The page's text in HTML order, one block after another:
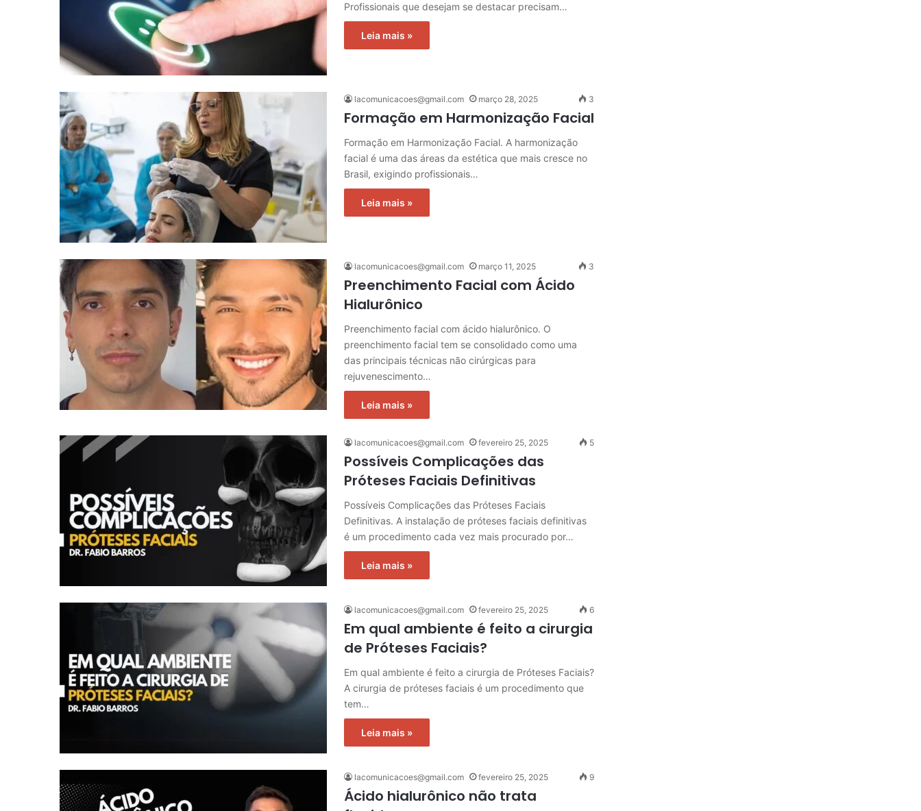
Profissionais que desejam se destacar precisam…
Leia mais »
lacomunicacoes@gmail.com março 28, 2025 3
Formação em Harmonização Facial
Formação em Harmonização Facial. A harmonização
facial é uma das áreas da estética que mais cresce no
Brasil, exigindo profissionais…
Leia mais »
lacomunicacoes@gmail.com março 11, 2025 3
Preenchimento Facial com Ácido
Hialurônico
Preenchimento facial com ácido hialurônico. O
preenchimento facial tem se consolidado como uma
das principais técnicas não cirúrgicas para
rejuvenescimento…
Leia mais »
lacomunicacoes@gmail.com fevereiro 25, 2025 5
Possíveis Complicações das
Próteses Faciais Definitivas
Possíveis Complicações das Próteses Faciais
Definitivas. A instalação de próteses faciais definitivas
é um procedimento cada vez mais procurado por…
Leia mais »
lacomunicacoes@gmail.com fevereiro 25, 2025 6
Em qual ambiente é feito a cirurgia
de Próteses Faciais?
Em qual ambiente é feito a cirurgia de Próteses Faciais?
A cirurgia de próteses faciais é um procedimento que
tem…
Leia mais »
lacomunicacoes@gmail.com fevereiro 25, 2025 9
Ácido hialurônico não trata